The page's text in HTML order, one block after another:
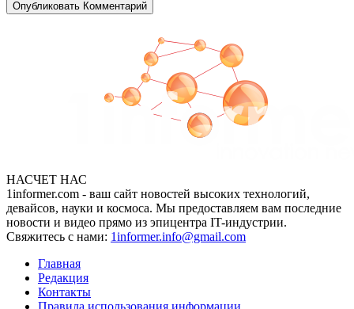
НАСЧЕТ НАС
1informer.com - ваш сайт новостей высоких технологий,
девайсов, науки и космоса. Мы предоставляем вам последние
новости и видео прямо из эпицентра IT-индустрии.
Свяжитесь с нами: 1informer.info@gmail.com
Главная
Редакция
Контакты
Правила использования информации